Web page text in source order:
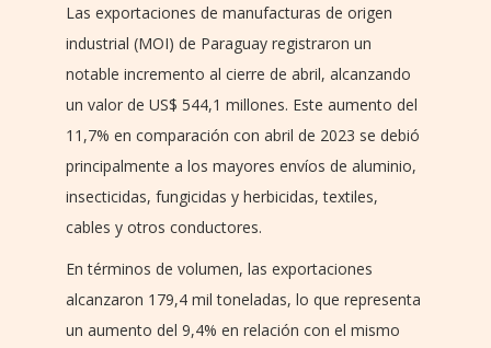
Las exportaciones de manufacturas de origen
industrial (MOI) de Paraguay registraron un
notable incremento al cierre de abril, alcanzando
un valor de US$ 544,1 millones. Este aumento del
11,7% en comparación con abril de 2023 se debió
principalmente a los mayores envíos de aluminio,
insecticidas, fungicidas y herbicidas, textiles,
cables y otros conductores.
En términos de volumen, las exportaciones
alcanzaron 179,4 mil toneladas, lo que representa
un aumento del 9,4% en relación con el mismo